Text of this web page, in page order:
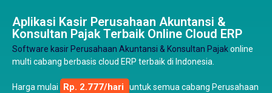
Aplikasi Kasir Perusahaan Akuntansi &
Konsultan Pajak Terbaik Online Cloud ERP
Software kasir Perusahaan Akuntansi & Konsultan Pajakonline
multi cabang berbasis cloud ERP terbaik di Indonesia.
Harga mulai Rp. 2.777/hari untuk semua cabang Perusahaan